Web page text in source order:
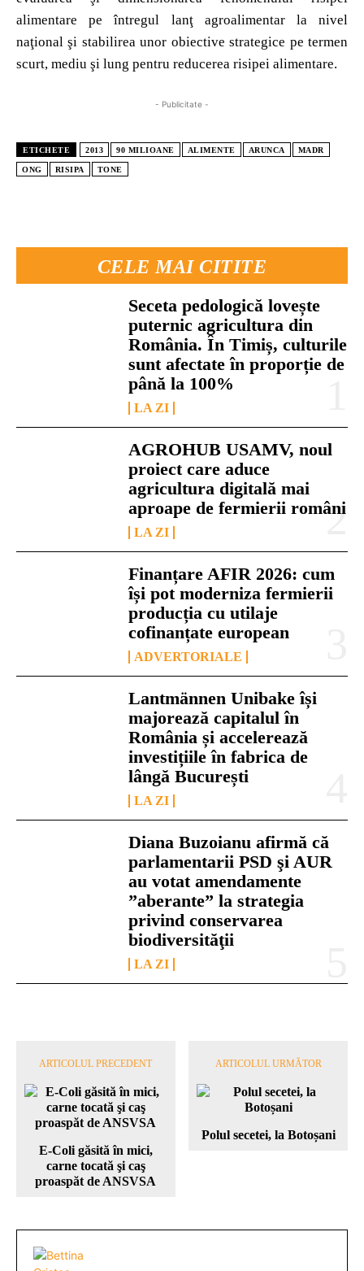
CELE MAI CITITE
Seceta pedologică lovește
puternic agricultura din
România. În Timiș, culturile
sunt afectate în proporție de
până la 100%
LA ZI
AGROHUB USAMV, noul
proiect care aduce
agricultura digitală mai
aproape de fermierii români
LA ZI
Finanțare AFIR 2026: cum
își pot moderniza fermierii
producția cu utilaje
cofinanțate european
ADVERTORIALE
Lantmännen Unibake își
majorează capitalul în
România și accelerează
investițiile în fabrica de
lângă București
LA ZI
Diana Buzoianu afirmă că
parlamentarii PSD şi AUR
au votat amendamente
”aberante” la strategia
privind conservarea
biodiversităţii
LA ZI
alimentare pe întregul lanţ agroalimentar la nivel
naţional şi stabilirea unor obiective strategice pe termen
scurt, mediu şi lung pentru reducerea risipei alimentare.
- Publicitate -
ETICHETE 2013 90 MILIOANE ALIMENTE ARUNCA MADR
ONG RISIPA TONE
ARTICOLUL PRECEDENT
E-Coli găsită în mici,
carne tocată şi caş
proaspăt de ANSVSA
ARTICOLUL URMĂTOR
Polul secetei, la Botoșani